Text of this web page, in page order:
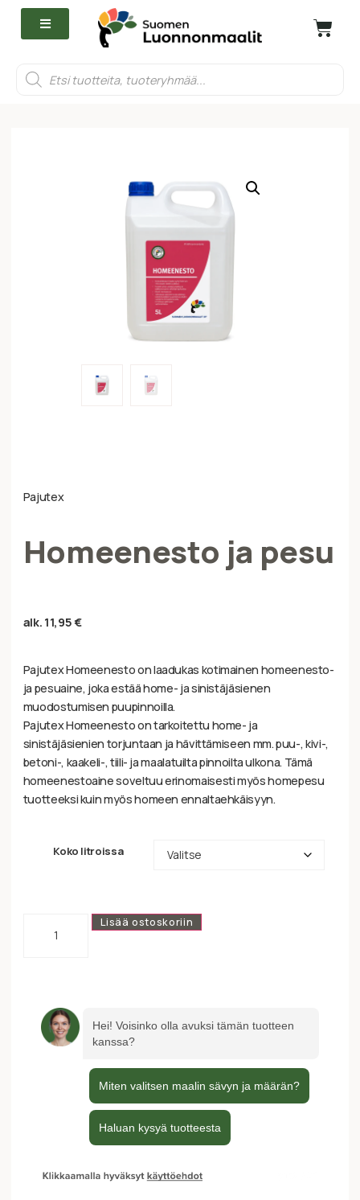
Pajutex
Homeenesto ja pesu
alk. 11,95€
Pajutex Homeenesto on laadukas kotimainen homeenesto-
ja pesuaine, joka estää home- ja sinistäjäsienen
muodostumisen puupinnoilla.
Pajutex Homeenesto on tarkoitettu home- ja
sinistäjäsienien torjuntaan ja hävittämiseen mm. puu-, kivi-,
betoni-, kaakeli-, tiili- ja maalatuilta pinnoilta ulkona. Tämä
homeenestoaine soveltuu erinomaisesti myös homepesu
tuotteeksi kuin myös homeen ennaltaehkäisyyn.
Koko litroissa
Lisää ostoskoriin